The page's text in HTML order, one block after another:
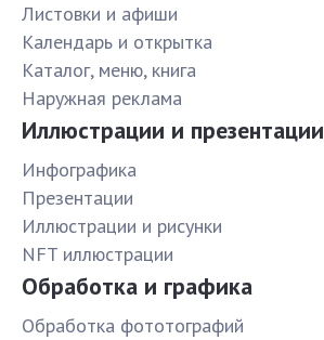
Листовки и афиши
Календарь и открытка
Каталог, меню, книга
Наружная реклама
Иллюстрации и презентации
Инфографика
Презентации
Иллюстрации и рисунки
NFT иллюстрации
Обработка и графика
Обработка фототографий